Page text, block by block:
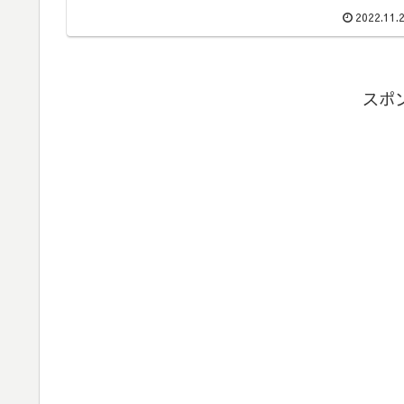
スポ